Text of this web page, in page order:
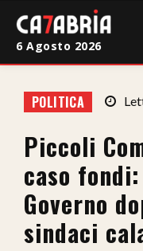
Cronaca
Giudiziaria
Politica
Sport
6 Agosto 2026
POLITICA
Piccoli
caso
Governo
sindaci